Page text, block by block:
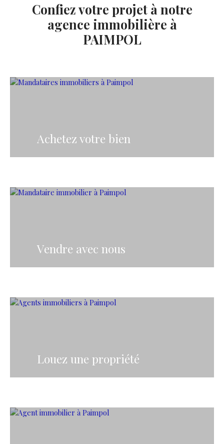
Confiez votre projet à notre
agence immobilière à
PAIMPOL
Achetez votre bien
Vendre avec nous
Louez une propriété